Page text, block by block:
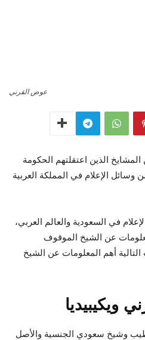
عوض القرني
الذين اعتقلتهم الحكومة
وسائل الإعلام في المملكة العربية
في السعودية والعالم العربي،
عن الشيخ الموقوف
أهم المعلومات عن الشيخ
ويكيبيديا
وشيخ سعودي الجنسية والأصل